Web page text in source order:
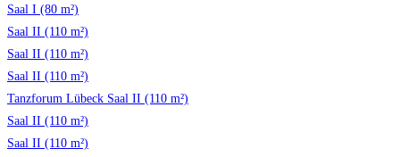
Saal I (80 m²)
Saal II (110 m²)
Saal II (110 m²)
Saal II (110 m²)
Tanzforum Lübeck Saal II (110 m²)
Saal II (110 m²)
Saal II (110 m²)